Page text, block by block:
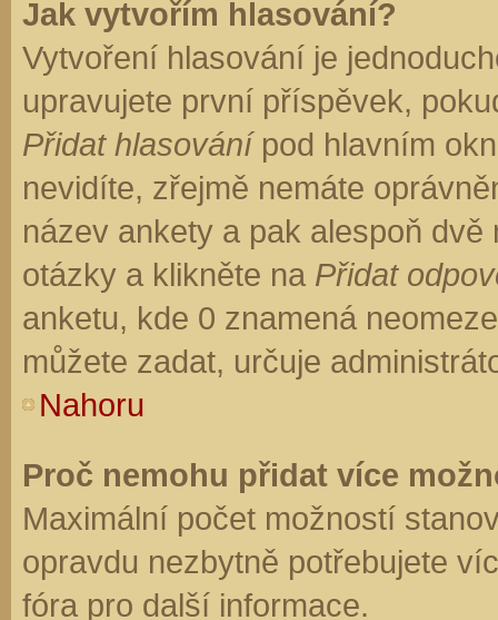
Jak vytvořím hlasování?
Vytvoření hlasování je
upravujete první příspěvek,
Přidat hlasovánípod hlavním
nevidíte, zřejmě nemáte
název ankety a pak alespoň
otázky a klikněte na Přidat
anketu, kde 0 znamená
můžete zadat, určuje
Nahoru
Proč nemohu přidat více
Maximální počet možností
opravdu nezbytně potřebujete
fóra pro další informace.